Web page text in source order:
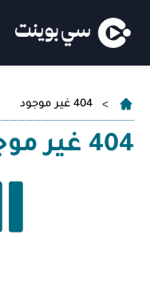
404 غير موجود
404 غير موجود